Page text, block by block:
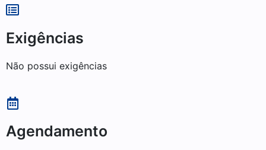
Exigências
Não possui exigências
Agendamento